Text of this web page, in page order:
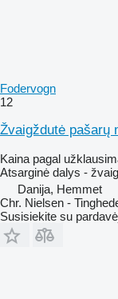
Fodervogn
12
Žvaigždutė pašarų
Kaina pagal
Atsarginė dalys -
Danija, Hemmet
Chr. Nielsen -
Susisiekite su